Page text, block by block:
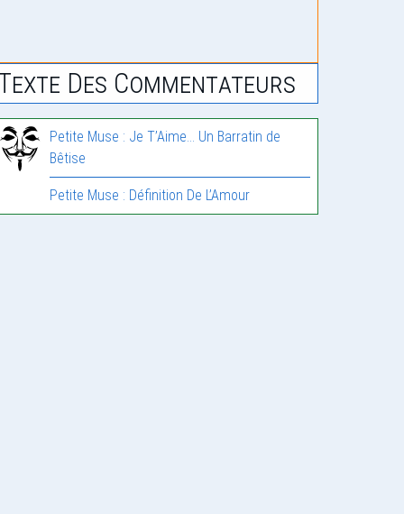
Des Commentateurs
Petite Muse : Je T’Aime… Un Barratin de
Bêtise
Petite Muse : Définition De L’Amour